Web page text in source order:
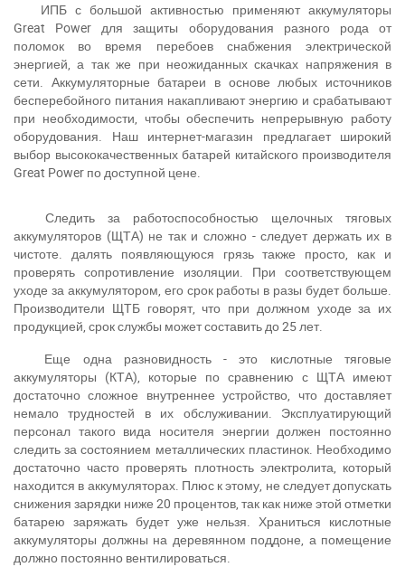
ИПБ с большой активностью применяют аккумуляторы
Great Power для защиты оборудования разного рода от
поломок во время перебоев снабжения электрической
энергией, а так же при неожиданных скачках напряжения в
сети. Аккумуляторные батареи в основе любых источников
бесперебойного питания накапливают энергию и срабатывают
при необходимости, чтобы обеспечить непрерывную работу
оборудования. Наш интернет-магазин предлагает широкий
выбор высококачественных батарей китайского производителя
Great Power по доступной цене.
Следить за работоспособностью щелочных тяговых
аккумуляторов (ЩТА) не так и сложно - следует держать их в
чистоте. далять появляющуюся грязь также просто, как и
проверять сопротивление изоляции. При соответствующем
уходе за аккумулятором, его срок работы в разы будет больше.
Производители ЩТБ говорят, что при должном уходе за их
продукцией, срок службы может составить до 25 лет.
Еще одна разновидность - это кислотные тяговые
аккумуляторы (КТА), которые по сравнению с ЩТА имеют
достаточно сложное внутреннее устройство, что доставляет
немало трудностей в их обслуживании. Эксплуатирующий
персонал такого вида носителя энергии должен постоянно
следить за состоянием металлических пластинок. Необходимо
достаточно часто проверять плотность электролита, который
находится в аккумуляторах. Плюс к этому, не следует допускать
снижения зарядки ниже 20 процентов, так как ниже этой отметки
батарею заряжать будет уже нельзя. Храниться кислотные
аккумуляторы должны на деревянном поддоне, а помещение
должно постоянно вентилироваться.